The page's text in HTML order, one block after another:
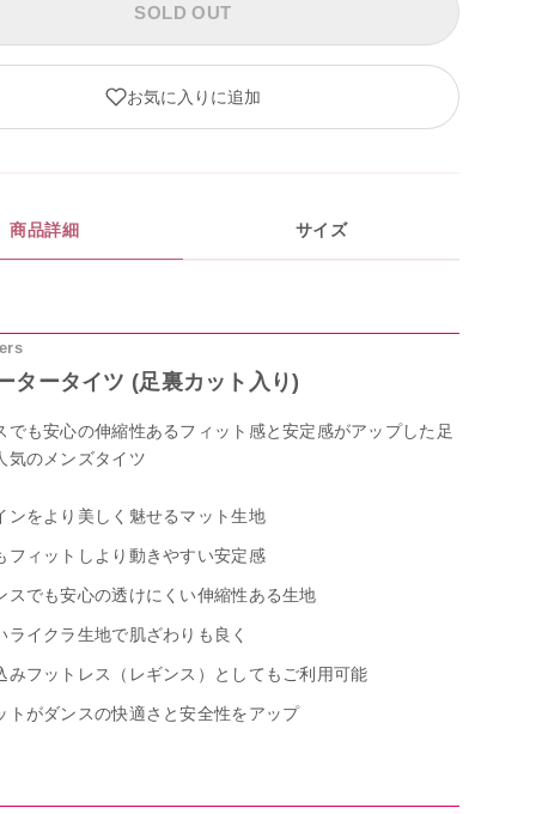
SOLD OUT
お気に入りに追加
商品詳細 サイズ
タータイツ (足裏カット入り)
でも安心の伸縮性あるフィット感と安定感がアップした足
気のメンズタイツ
ンをより美しく魅せるマット生地
フィットしより動きやすい安定感
スでも安心の透けにくい伸縮性ある生地
ライクラ生地で肌ざわりも良く
みフットレス（レギンス）としてもご利用可能
トがダンスの快適さと安全性をアップ